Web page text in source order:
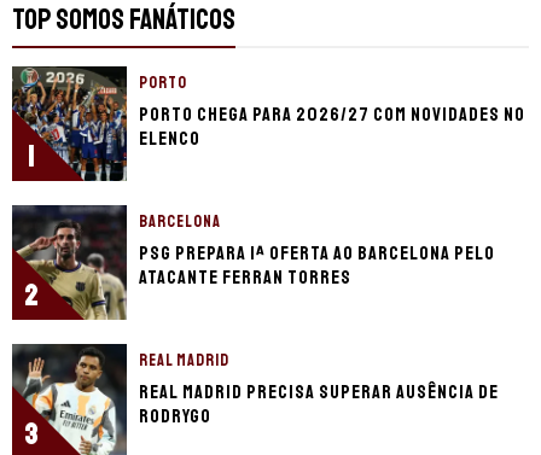
TOP SOMOS FANÁTICOS
1
PORTO
Porto chega para 2026/27 com novidades no
elenco
2
BARCELONA
PSG prepara 1ª oferta ao Barcelona pelo
atacante Ferran Torres
3
REAL MADRID
Real Madrid precisa superar ausência de
Rodrygo